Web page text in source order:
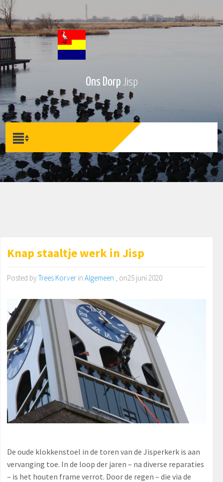
Ons Dorp Jisp
Knap staaltje werk in Jisp
Posted by Trees Korverin Algemeen , on25 juni 2020
De oude klokkenstoel in de toren van de Jisperkerk is aan
vervanging toe. In de loop der jaren – na diverse reparaties
– is het houten frame verrot. Door de regen – die via de